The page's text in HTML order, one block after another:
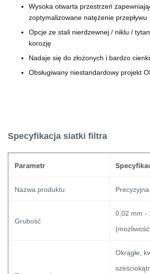
Wysoka otwarta przestrzeń
zoptymalizowane natężenie przepływu
Opcje ze stali nierdzewnej / niklu /
korozję
Nadaje się do złożonych i bardzo
Obsługiwany niestandardowy projekt
Specyfikacja siatki filtra
Parametr
Nazwa produktu
Grubość
0,02 mm -
Okrągłe,